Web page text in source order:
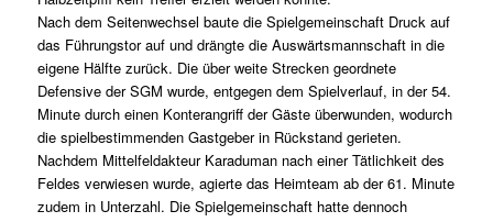
Nach dem Seitenwechsel baute die Spielgemeinschaft Druck auf
das Führungstor auf und drängte die Auswärtsmannschaft in die
eigene Hälfte zurück. Die über weite Strecken geordnete
Defensive der SGM wurde, entgegen dem Spielverlauf, in der 54.
Minute durch einen Konterangriff der Gäste überwunden, wodurch
die spielbestimmenden Gastgeber in Rückstand gerieten.
Nachdem Mittelfeldakteur Karaduman nach einer Tätlichkeit des
Feldes verwiesen wurde, agierte das Heimteam ab der 61. Minute
zudem in Unterzahl. Die Spielgemeinschaft hatte dennoch